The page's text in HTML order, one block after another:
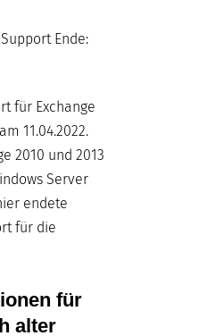
Ende:
für Exchange
11.04.2022.
2010 und 2013
Server
endete
für die
für
alter